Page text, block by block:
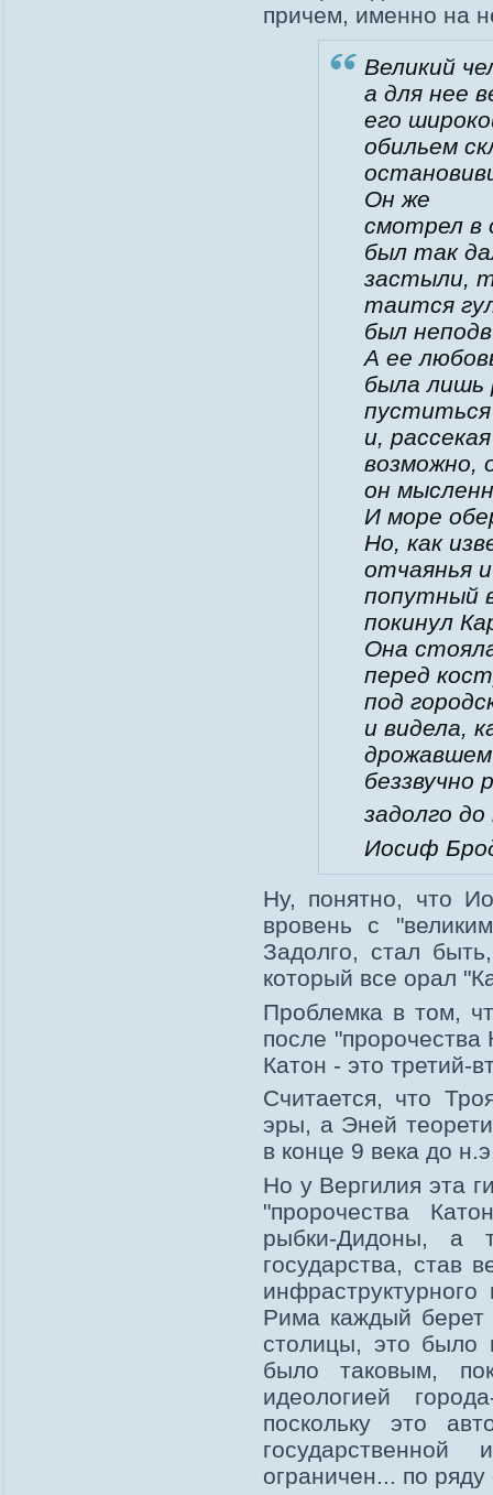
причем, именно на
Великий
а для нее
его
обильем
Он же
смотрел в
был так
застыли,
таится
был
А ее
была лишь
пуститься
и,
возможно,
он
И море
Но, как
отчаянья
попутный
покинул
Она
перед
под
и видела,
беззвучно
задолго
Иосиф
Ну, понятно, что
вровень с
Задолго, стал
который все орал
Проблемка в том,
после
Катон - это третий-
Считается, что
эры, а Эней
в конце 9 века до
Но у Вергилия эта
"пророчества
рыбки-Дидоны, а
государства, став
Рима каждый берет
столицы, это было
было таковым,
идеологией
поскольку это
ограничен... по